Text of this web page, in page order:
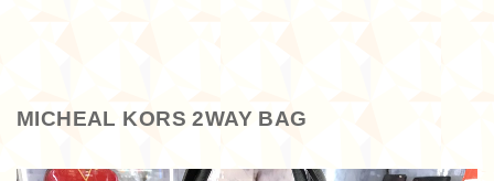
MICHEAL KORS 2WAY BAG